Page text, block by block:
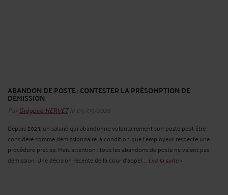
ABANDON DE POSTE : CONTESTER LA PRÉSOMPTION DE
DÉMISSION
Par Grégoire HERVETle 05/05/2026
Depuis 2023, un salarié qui abandonne volontairement son poste peut être
considéré comme démissionnaire, à condition que l’employeur respecte une
procédure précise. Mais attention : tous les abandons de poste ne valent pas
démission. Une décision récente de la cour d’appel ... Lire la suite >